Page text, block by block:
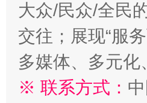
大众/民众/全民
交往；展现“服
多媒体、多元
※ 联系方式：